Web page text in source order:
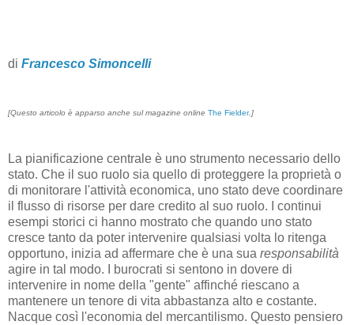
di Francesco Simoncelli
[Questo articolo è apparso anche sul magazine online The Fielder.]
La pianificazione centrale è uno strumento necessario dello
stato. Che il suo ruolo sia quello di proteggere la proprietà o
di monitorare l'attività economica, uno stato deve coordinare
il flusso di risorse per dare credito al suo ruolo. I continui
esempi storici ci hanno mostrato che quando uno stato
cresce tanto da poter intervenire qualsiasi volta lo ritenga
opportuno, inizia ad affermare che è una sua responsabilità
agire in tal modo. I burocrati si sentono in dovere di
intervenire in nome della "gente" affinché riescano a
mantenere un tenore di vita abbastanza alto e costante.
Nacque così l'economia del mercantilismo. Questo pensiero